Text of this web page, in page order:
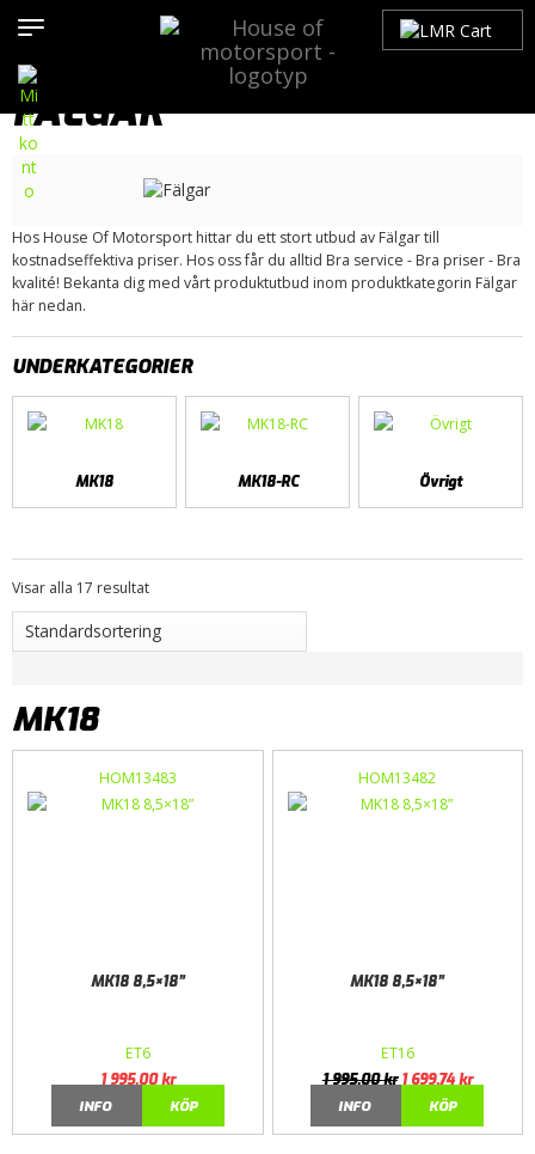
Bilmärken>Volvo> 200-Serien>Däck /
Fälgar
FÄLGAR
Hos House Of Motorsport hittar du ett stort utbud av Fälgar till
kostnadseffektiva priser. Hos oss får du alltid Bra service - Bra priser - Bra
kvalité! Bekanta dig med vårt produktutbud inom produktkategorin Fälgar
här nedan.
UNDERKATEGORIER
MK18 MK18-RC Övrigt
Visar alla 17 resultat
MK18
HOM13483
MK18 8,5×18”
ET6
1 995,00kr
INFO
KÖP
HOM13482
MK18 8,5×18”
ET16
1 995,00kr 1 699,74kr
INFO
KÖP